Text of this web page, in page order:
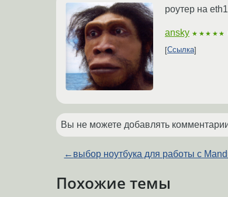
роутер на
ansky ★★★★★
Ссылка
Вы не можете добавлять
← выбор ноутбука для работы с
Похожие темы